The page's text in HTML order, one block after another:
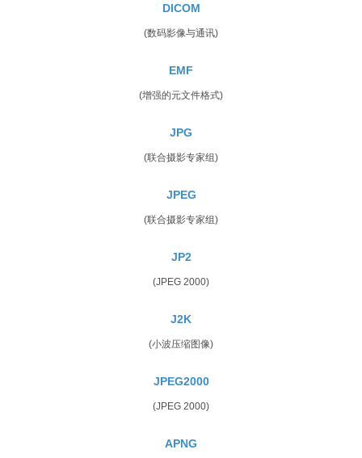
DICOM
(数码影像与通讯)
EMF
(增强的元文件格式)
JPG
(联合摄影专家组)
JPEG
(联合摄影专家组)
JP2
(JPEG 2000)
J2K
(小波压缩图像)
JPEG2000
(JPEG 2000)
APNG